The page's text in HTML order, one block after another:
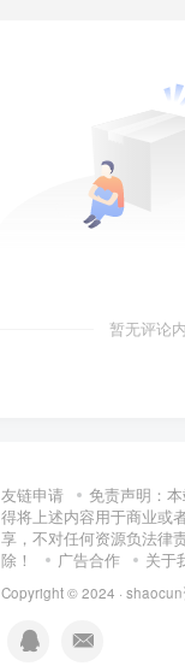
暂无评论
友链申请
免责声明：
得将上述内容用于商业或
享，不对任何资源负法律
除！
广告合作 关于
Copyright © 2024 ·